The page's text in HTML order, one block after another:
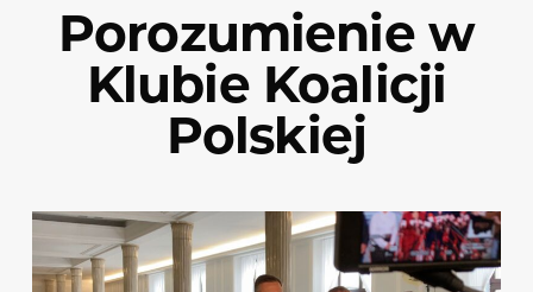
Porozumienie w
Klubie Koalicji
Polskiej